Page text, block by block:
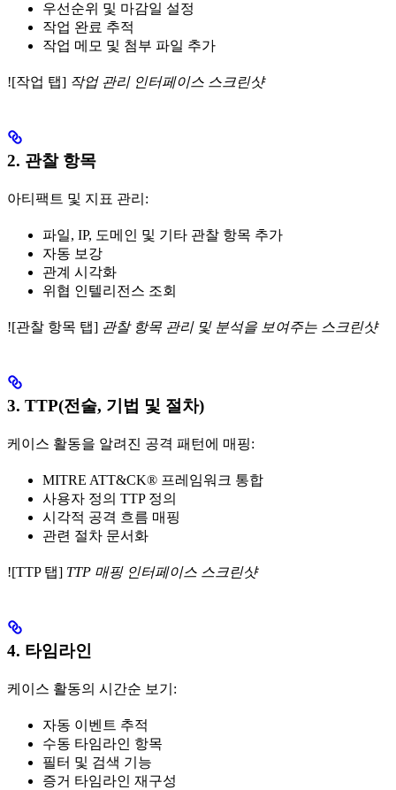
우선순위 및 마감일 설정
작업 완료 추적
작업 메모 및 첨부 파일 추가
![작업 탭] 작업 관리 인터페이스 스크린샷
2. 관찰 항목
아티팩트 및 지표 관리:
파일, IP, 도메인 및 기타 관찰 항목 추가
자동 보강
관계 시각화
위협 인텔리전스 조회
![관찰 항목 탭] 관찰 항목 관리 및 분석을 보여주는 스크린샷
3. TTP(전술, 기법 및 절차)
케이스 활동을 알려진 공격 패턴에 매핑:
MITRE ATT&CK® 프레임워크 통합
사용자 정의 TTP 정의
시각적 공격 흐름 매핑
관련 절차 문서화
![TTP 탭] TTP 매핑 인터페이스 스크린샷
4. 타임라인
케이스 활동의 시간순 보기:
자동 이벤트 추적
수동 타임라인 항목
필터 및 검색 기능
증거 타임라인 재구성